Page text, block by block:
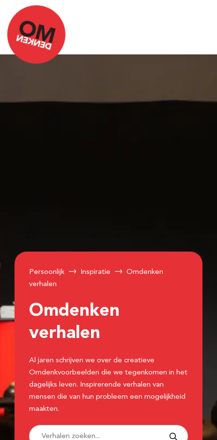
Persoonlijk Inspiratie
Omdenken
verhalen
Omdenken
verhalen
Al jaren schrijven we over de creatieve
Omdenkvoorbeelden die we tegenkomen in het
dagelijks leven. Inspirerende verhalen van
mensen die van hun probleem een mogelijkheid
maakten.